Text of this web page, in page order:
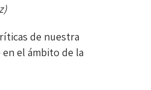
de nuestra
el ámbito de la